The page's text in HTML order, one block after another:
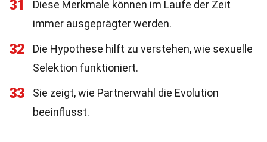
31
Diese Merkmale können im Laufe der Zeit
immer ausgeprägter werden.
32
Die Hypothese hilft zu verstehen, wie sexuelle
Selektion funktioniert.
33
Sie zeigt, wie Partnerwahl die Evolution
beeinflusst.